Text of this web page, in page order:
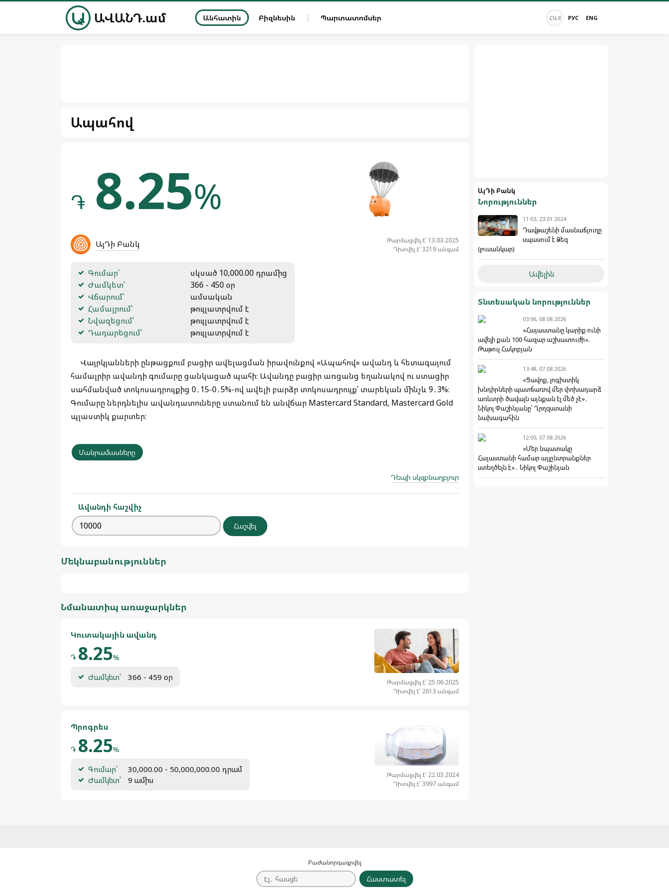
ԱՎԱՆԴ.ամ Անհատին Բիզնեսին Պարտատոմսեր ՀԱՅ РУС ENG
Ապահով
Թարմացվել է՝ 13.03.2025
Դիտվել է՝ 3219 անգամ
֏ 8.25%
ԱյԴի Բանկ
Գումար՝
սկսած 10,000.00 դրամից
Ժամկետ՝
366 - 450 օր
Վճարում՝
ամսական
Համալրում՝
թույլատրվում է
Նվազեցում՝
թույլատրվում է
Դադարեցում՝
թույլատրվում է
Վայրկյանների ընթացքում բացիր ավելացման իրավունքով «Ապահով» ավանդ և հետագայում
համալրիր ավանդի գումարը ցանկացած պահի։ Ավանդը բացիր առցանց եղանակով ու ստացիր
սահմանված տոկոսադրույքից 0․15-0․5%-ով ավելի բարձր տոկոսադրույք՝ տարեկան մինչև 9․3%։
Գումարը ներդնելիս ավանդատուները ստանում են անվճար Mastercard Standard, Mastercard Gold
պլաստիկ քարտեր:
Մանրամասները
Դեպի սկզբնաղբյուր
Ավանդի հաշվիչ
Մեկնաբանություններ
Նմանատիպ առաջարկներ
Թարմացվել է՝ 25.06.2025
Դիտվել է՝ 2613 անգամ
Կուտակային ավանդ
֏ 8.25%
Ժամկետ՝
366 - 459 օր
Թարմացվել է՝ 22.03.2024
Դիտվել է՝ 3997 անգամ
Պրոգրես
֏ 8.25%
Գումար՝
30,000.00 - 50,000,000.00 դրամ
Ժամկետ՝
9 ամիս
ԱյԴի Բանկ
Նորություններ
11:03, 23.01.2024
Դավթաշենի մասնաճյուղը
սպասում է Ձեզ
(լուսանկար)
Ավելին
Տնտեսական նորություններ
03:06, 08.08.2026
«Հայաստանը կարիք ունի
ավելի քան 100 հազար աշխատուժի».
Թաթուլ Հակոբյան
13:48, 07.08.2026
«Ցավոք, լոգիստիկ
խնդիրների պատճառով մեր փոխադարձ
առևտրի ծավալն այնքան էլ մեծ չէ»․
Նիկոլ Փաշինյանը՝ Ղրղզստանի
նախագահին
12:00, 07.08.2026
«Մեր նպատակը
Հայաստանի համար այլընտրանքներ
ստեղծելն է»․ Նիկոլ Փաշինյան
Բաժանորդագրվել
Հաստատել